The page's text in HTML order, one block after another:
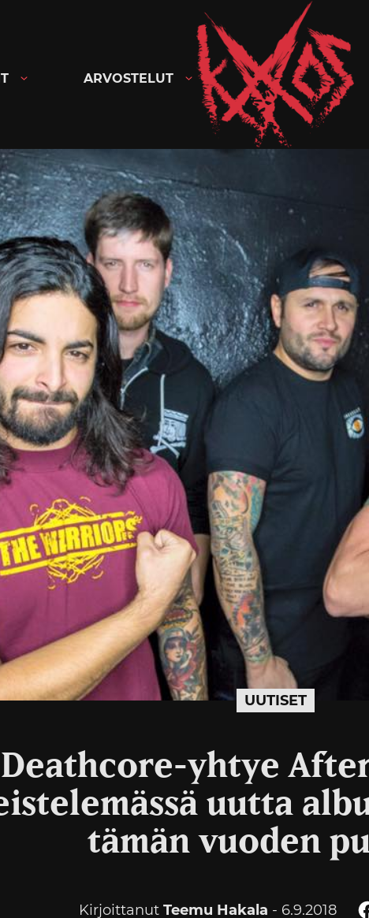
Kaaoszine
ARVOSTELUT
UUTISET
Deathcore-yhtye
uutta
tämän vuoden
Kirjoittanut Teemu Hakala - 6.9.2018